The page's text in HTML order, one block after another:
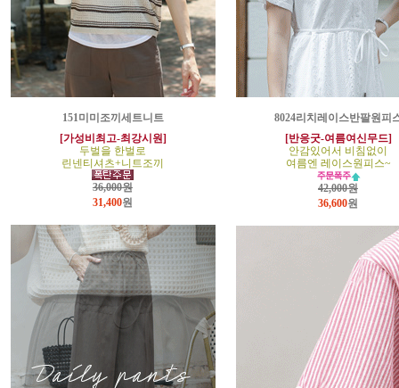
151미미조끼세트니트
[가성비최고-최강시원]
두벌을 한벌로
린넨티셔츠+니트조끼
36,000원
31,400원
8024리치레이스반팔원피
[반응굿-여름여신무드]
안감있어서 비침없이
여름엔 레이스원피스~
42,000원
36,600원